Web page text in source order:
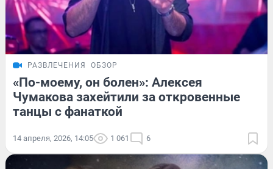
РАЗВЛЕЧЕНИЯ ОБЗОР
«По-моему, он болен»: Алексея
Чумакова захейтили за откровенные
танцы с фанаткой
14 апреля, 2026, 14:05 1 061 6